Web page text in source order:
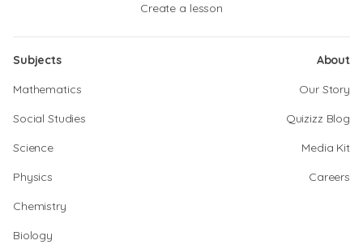
Create a lesson
Subjects
Mathematics
Social Studies
Science
Physics
Chemistry
Biology
About
Our Story
Quizizz Blog
Media Kit
Careers